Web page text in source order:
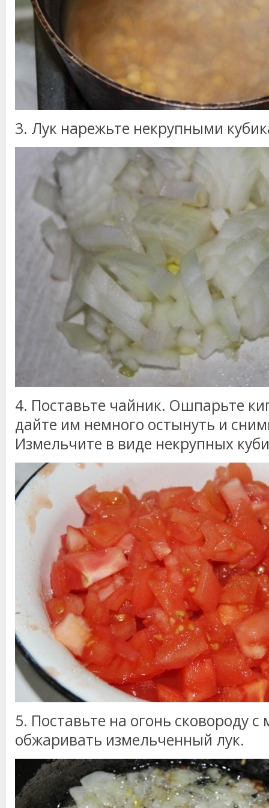
3. Лук нарежьте некрупными
4. Поставьте чайник. Ошпарьте
дайте им немного остынуть и
Измельчите в виде некрупных
5. Поставьте на огонь сковороду
обжаривать измельченный лук.